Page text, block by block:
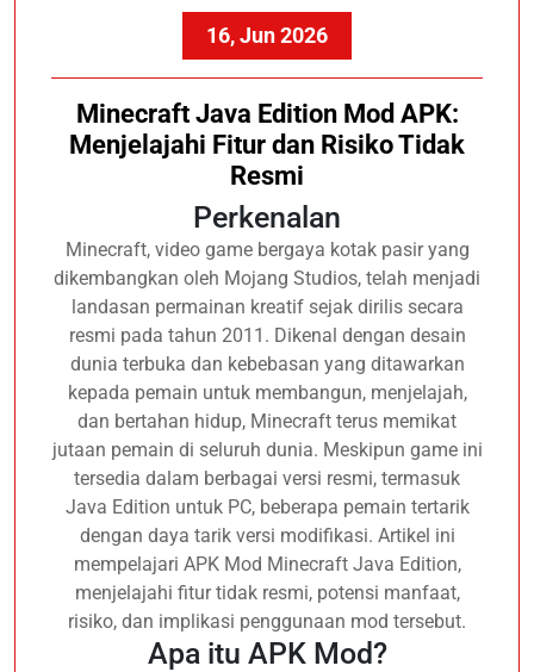
16, Jun 2026
Minecraft Java Edition Mod APK:
Menjelajahi Fitur dan Risiko Tidak
Resmi
Perkenalan
Minecraft, video game bergaya kotak pasir yang
dikembangkan oleh Mojang Studios, telah menjadi
landasan permainan kreatif sejak dirilis secara
resmi pada tahun 2011. Dikenal dengan desain
dunia terbuka dan kebebasan yang ditawarkan
kepada pemain untuk membangun, menjelajah,
dan bertahan hidup, Minecraft terus memikat
jutaan pemain di seluruh dunia. Meskipun game ini
tersedia dalam berbagai versi resmi, termasuk
Java Edition untuk PC, beberapa pemain tertarik
dengan daya tarik versi modifikasi. Artikel ini
mempelajari APK Mod Minecraft Java Edition,
menjelajahi fitur tidak resmi, potensi manfaat,
risiko, dan implikasi penggunaan mod tersebut.
Apa itu APK Mod?